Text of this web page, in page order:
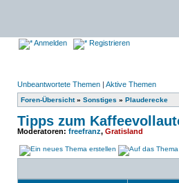
Anmelden Registrieren
Unbeantwortete Themen | Aktive Themen
Foren-Übersicht» Sonstiges » Plauderecke
Tipps zum
Moderatoren: freefranz, Gratisland